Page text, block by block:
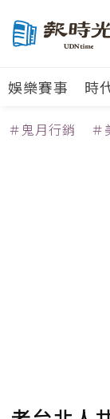
娛樂賽事 時
＃鬼月行銷 ＃